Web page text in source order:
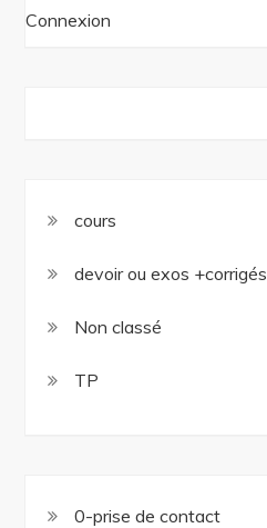
Connexion
cours
devoir ou exos +corrigés
Non classé
TP
0-prise de contact